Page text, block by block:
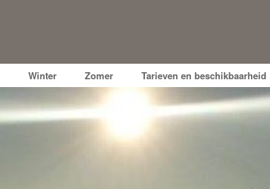
Winter Zomer Tarieven en beschikbaarheid